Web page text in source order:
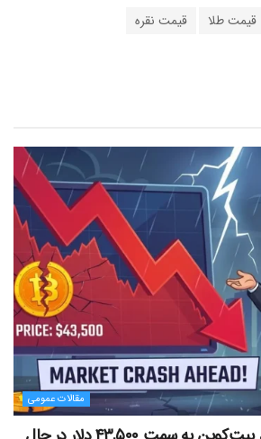
قیمت طلا قیمت نقره
مقالات عمومی